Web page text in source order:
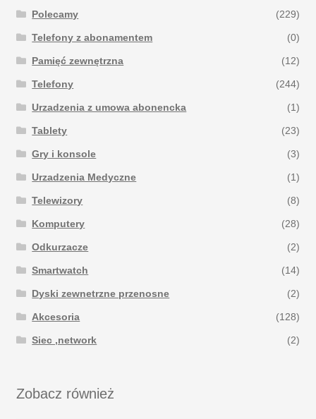
Polecamy (229)
Telefony z abonamentem (0)
Pamięć zewnętrzna (12)
Telefony (244)
Urzadzenia z umowa abonencka (1)
Tablety (23)
Gry i konsole (3)
Urzadzenia Medyczne (1)
Telewizory (8)
Komputery (28)
Odkurzacze (2)
Smartwatch (14)
Dyski zewnetrzne przenosne (2)
Akcesoria (128)
Siec ,network (2)
Zobacz również